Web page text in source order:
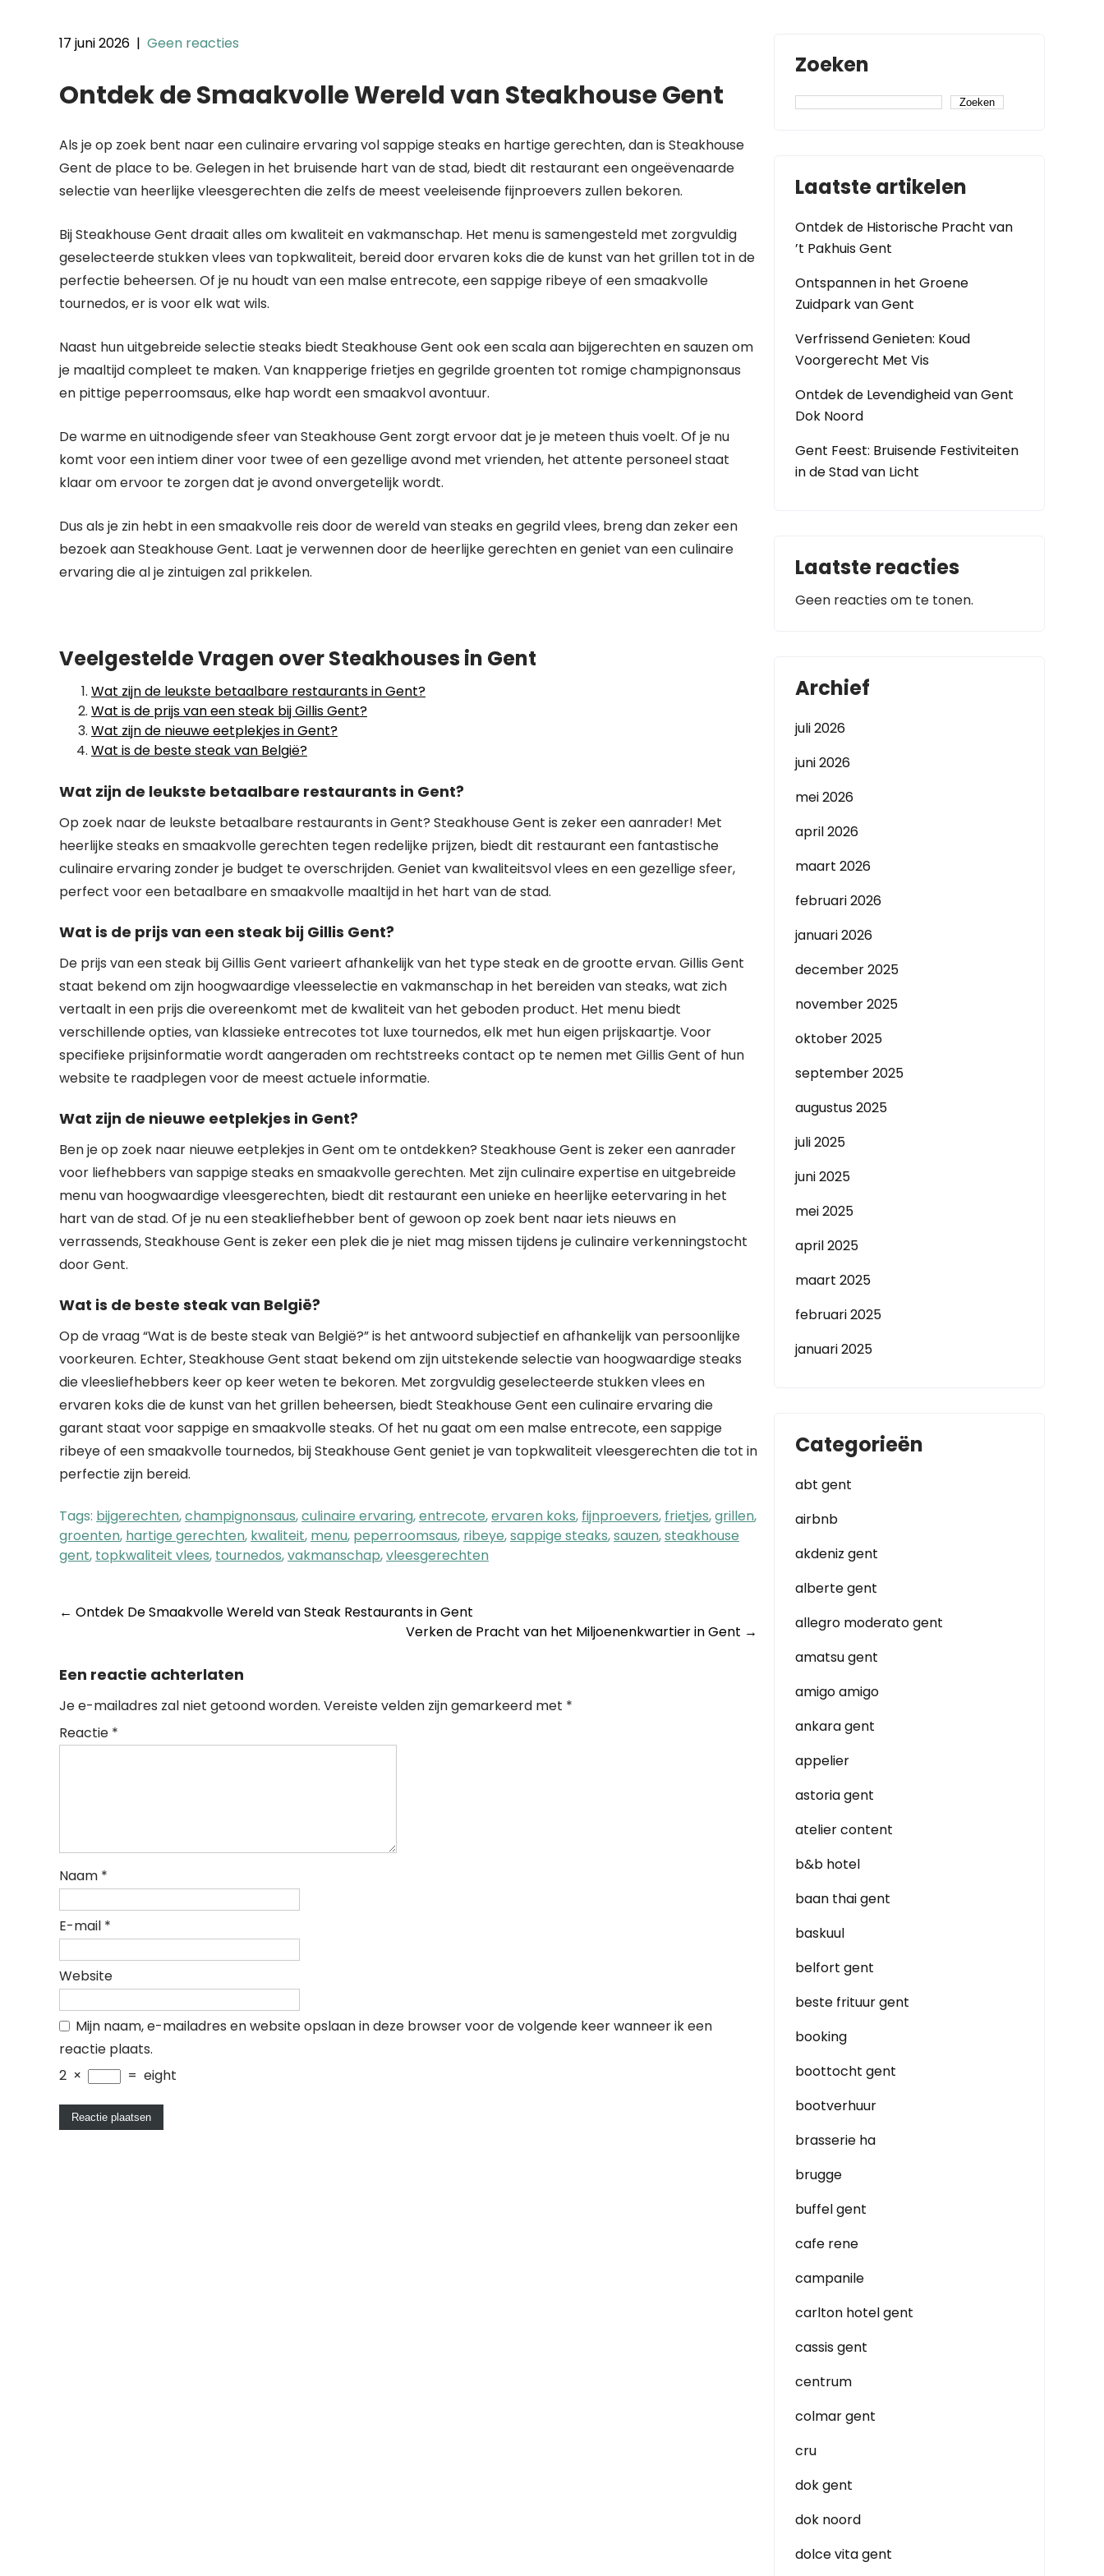
17 juni 2026 | Geen reacties
Ontdek de Smaakvolle Wereld van Steakhouse Gent
Als je op zoek bent naar een culinaire ervaring vol sappige steaks en hartige gerechten, dan is Steakhouse
Gent de place to be. Gelegen in het bruisende hart van de stad, biedt dit restaurant een ongeëvenaarde
selectie van heerlijke vleesgerechten die zelfs de meest veeleisende fijnproevers zullen bekoren.
Bij Steakhouse Gent draait alles om kwaliteit en vakmanschap. Het menu is samengesteld met zorgvuldig
geselecteerde stukken vlees van topkwaliteit, bereid door ervaren koks die de kunst van het grillen tot in de
perfectie beheersen. Of je nu houdt van een malse entrecote, een sappige ribeye of een smaakvolle
tournedos, er is voor elk wat wils.
Naast hun uitgebreide selectie steaks biedt Steakhouse Gent ook een scala aan bijgerechten en sauzen om
je maaltijd compleet te maken. Van knapperige frietjes en gegrilde groenten tot romige champignonsaus
en pittige peperroomsaus, elke hap wordt een smaakvol avontuur.
De warme en uitnodigende sfeer van Steakhouse Gent zorgt ervoor dat je je meteen thuis voelt. Of je nu
komt voor een intiem diner voor twee of een gezellige avond met vrienden, het attente personeel staat
klaar om ervoor te zorgen dat je avond onvergetelijk wordt.
Dus als je zin hebt in een smaakvolle reis door de wereld van steaks en gegrild vlees, breng dan zeker een
bezoek aan Steakhouse Gent. Laat je verwennen door de heerlijke gerechten en geniet van een culinaire
ervaring die al je zintuigen zal prikkelen.
Veelgestelde Vragen over Steakhouses in Gent
Wat zijn de leukste betaalbare restaurants in Gent?
Wat is de prijs van een steak bij Gillis Gent?
Wat zijn de nieuwe eetplekjes in Gent?
Wat is de beste steak van België?
Wat zijn de leukste betaalbare restaurants in Gent?
Op zoek naar de leukste betaalbare restaurants in Gent? Steakhouse Gent is zeker een aanrader! Met
heerlijke steaks en smaakvolle gerechten tegen redelijke prijzen, biedt dit restaurant een fantastische
culinaire ervaring zonder je budget te overschrijden. Geniet van kwaliteitsvol vlees en een gezellige sfeer,
perfect voor een betaalbare en smaakvolle maaltijd in het hart van de stad.
Wat is de prijs van een steak bij Gillis Gent?
De prijs van een steak bij Gillis Gent varieert afhankelijk van het type steak en de grootte ervan. Gillis Gent
staat bekend om zijn hoogwaardige vleesselectie en vakmanschap in het bereiden van steaks, wat zich
vertaalt in een prijs die overeenkomt met de kwaliteit van het geboden product. Het menu biedt
verschillende opties, van klassieke entrecotes tot luxe tournedos, elk met hun eigen prijskaartje. Voor
specifieke prijsinformatie wordt aangeraden om rechtstreeks contact op te nemen met Gillis Gent of hun
website te raadplegen voor de meest actuele informatie.
Wat zijn de nieuwe eetplekjes in Gent?
Ben je op zoek naar nieuwe eetplekjes in Gent om te ontdekken? Steakhouse Gent is zeker een aanrader
voor liefhebbers van sappige steaks en smaakvolle gerechten. Met zijn culinaire expertise en uitgebreide
menu van hoogwaardige vleesgerechten, biedt dit restaurant een unieke en heerlijke eetervaring in het
hart van de stad. Of je nu een steakliefhebber bent of gewoon op zoek bent naar iets nieuws en
verrassends, Steakhouse Gent is zeker een plek die je niet mag missen tijdens je culinaire verkenningstocht
door Gent.
Wat is de beste steak van België?
Op de vraag “Wat is de beste steak van België?” is het antwoord subjectief en afhankelijk van persoonlijke
voorkeuren. Echter, Steakhouse Gent staat bekend om zijn uitstekende selectie van hoogwaardige steaks
die vleesliefhebbers keer op keer weten te bekoren. Met zorgvuldig geselecteerde stukken vlees en
ervaren koks die de kunst van het grillen beheersen, biedt Steakhouse Gent een culinaire ervaring die
garant staat voor sappige en smaakvolle steaks. Of het nu gaat om een malse entrecote, een sappige
ribeye of een smaakvolle tournedos, bij Steakhouse Gent geniet je van topkwaliteit vleesgerechten die tot in
perfectie zijn bereid.
Tags: bijgerechten,champignonsaus,culinaire ervaring,entrecote,ervaren koks, fijnproevers, frietjes,grillen,
groenten, hartige gerechten, kwaliteit, menu, peperroomsaus, ribeye,sappige steaks,sauzen,steakhouse
gent, topkwaliteit vlees, tournedos,vakmanschap,vleesgerechten
Post
← Ontdek De Smaakvolle Wereld van Steak Restaurants in Gent
Verken de Pracht van het Miljoenenkwartier in Gent →
Een reactie achterlaten
Je e-mailadres zal niet getoond worden. Vereiste velden zijn gemarkeerd met *
Reactie *
Naam *
E-mail *
Website
Mijn naam, e-mailadres en website opslaan in deze browser voor de volgende keer wanneer ik een
reactie plaats.
2 × = eight
Zoeken
Zoeken
Laatste artikelen
Ontdek de Historische Pracht van
’t Pakhuis Gent
Ontspannen in het Groene
Zuidpark van Gent
Verfrissend Genieten: Koud
Voorgerecht Met Vis
Ontdek de Levendigheid van Gent
Dok Noord
Gent Feest: Bruisende Festiviteiten
in de Stad van Licht
Laatste reacties
Geen reacties om te tonen.
Archief
juli 2026
juni 2026
mei 2026
april 2026
maart 2026
februari 2026
januari 2026
december 2025
november 2025
oktober 2025
september 2025
augustus 2025
juli 2025
juni 2025
mei 2025
april 2025
maart 2025
februari 2025
januari 2025
Categorieën
abt gent
airbnb
akdeniz gent
alberte gent
allegro moderato gent
amatsu gent
amigo amigo
ankara gent
appelier
astoria gent
atelier content
b&b hotel
baan thai gent
baskuul
belfort gent
beste frituur gent
booking
boottocht gent
bootverhuur
brasserie ha
brugge
buffel gent
cafe rene
campanile
carlton hotel gent
cassis gent
centrum
colmar gent
cru
dok gent
dok noord
dolce vita gent